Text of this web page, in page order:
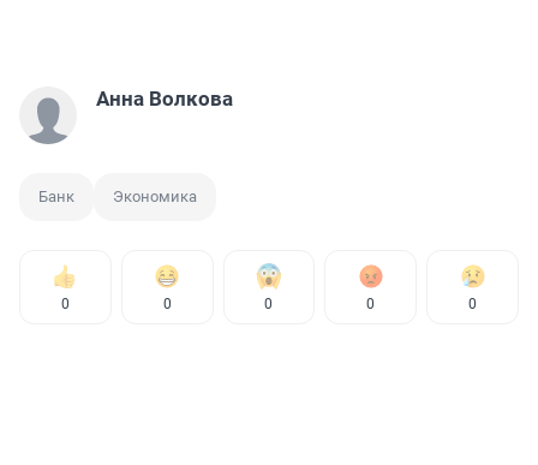
Анна Волкова
Банк Экономика
0 0 0 0 0